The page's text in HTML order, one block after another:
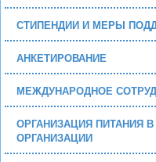
СТИПЕНДИИ И МЕРЫ
АНКЕТИРОВАНИЕ
МЕЖДУНАРОДНОЕ
ОРГАНИЗАЦИЯ ПИТАНИЯ
ОРГАНИЗАЦИИ